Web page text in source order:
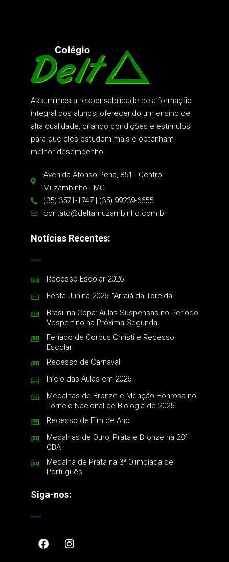
Assumimos a responsabilidade pela formação
integral dos alunos, oferecendo um ensino de
alta qualidade, criando condições e estímulos
para que eles estudem mais e obtenham
melhor desempenho.
Avenida Afonso Pena, 851 - Centro -
Muzambinho - MG
(35) 3571-1747 | (35) 99239-6655
contato@deltamuzambinho.com.br
Notícias Recentes:
Recesso Escolar 2026
Festa Junina 2026: "Arraiá da Torcida"
Brasil na Copa: Aulas Suspensas no Período
Vespertino na Próxima Segunda
Feriado de Corpus Christi e Recesso
Escolar
Recesso de Carnaval
Início das Aulas em 2026
Medalhas de Bronze e Menção Honrosa no
Torneio Nacional de Biologia de 2025
Recesso de Fim de Ano
Medalhas de Ouro, Prata e Bronze na 28ª
OBA
Medalha de Prata na 3ª Olimpíada de
Português
Siga-nos: